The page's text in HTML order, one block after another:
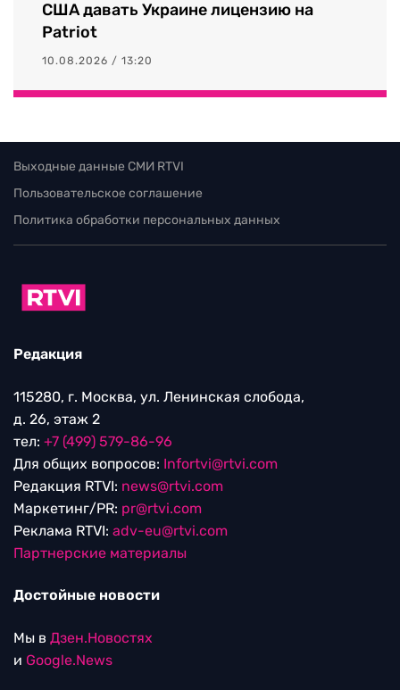
США давать Украине лицензию на
Patriot
10.08.2026 / 13:20
Выходные данные СМИ RTVI
Пользовательское соглашение
Политика обработки персональных данных
Редакция
115280, г. Москва, ул. Ленинская слобода,
д. 26, этаж 2
тел: +7 (499) 579-86-96
Для общих вопросов: Infortvi@rtvi.com
Редакция RTVI: news@rtvi.com
Маркетинг/PR: pr@rtvi.com
Реклама RTVI: adv-eu@rtvi.com
Партнерские материалы
Достойные новости
Мы в Дзен.Новостях
и Google.News